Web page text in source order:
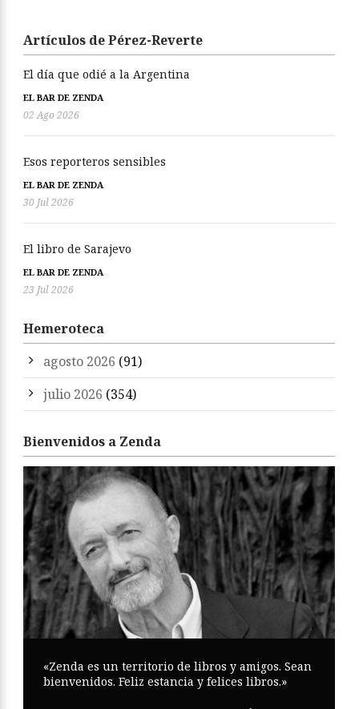
Artículos de Pérez-Reverte
El día que odié a la Argentina
EL BAR DE ZENDA
02 Ago 2026
Esos reporteros sensibles
EL BAR DE ZENDA
30 Jul 2026
El libro de Sarajevo
EL BAR DE ZENDA
23 Jul 2026
Hemeroteca
agosto 2026 (91)
julio 2026 (354)
Bienvenidos a Zenda
«Zenda es un territorio de libros y amigos. Sean
bienvenidos. Feliz estancia y felices libros.»